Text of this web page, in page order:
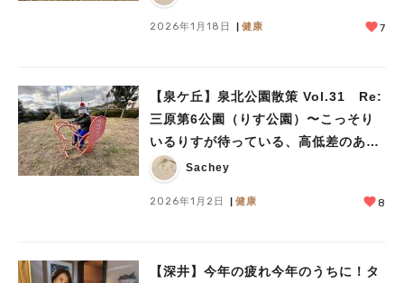
2026年1月18日 健康 7
【泉ケ丘】泉北公園散策 Vol.31 Re:
三原第6公園（りす公園）〜こっそり
いるりすが待っている、高低差のある
公園〜Sachey
2026年1月2日 健康 8
【深井】今年の疲れ今年のうちに！タ